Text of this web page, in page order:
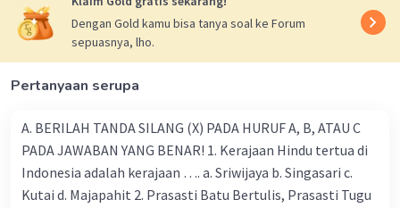
konsumen mampu dan bersedia membayar
harga pasar suatu produk. Permintaan
efektif menciptakan pertemuan antara
keinginan konsumen dan kemampuan
Permintaan Potensial:
Permintaan potensial merujuk pada
sejumlah barang atau jasa yang diinginkan
Dengan Gold kamu bisa tanya soal ke Forum
sepuasnya, lho.
Pertanyaan serupa
A. BERILAH TANDA SILANG (X) PADA HURUF A, B, ATAU C
PADA JAWABAN YANG BENAR! 1. Kerajaan Hindu tertua di
Indonesia adalah kerajaan …. a. Sriwijaya b. Singasari c.
Kutai d. Majapahit 2. Prasasti Batu Bertulis, Prasasti Tugu